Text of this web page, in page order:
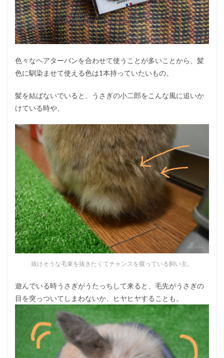
色々なヘアターバンを合わせて使うことが多いことから、髪
色に馴染ませて使える色は1本持っていたいもの。
髪を結ばないでいると、うさぎの小二郎をこんな風に追いか
けている時や、
抜けそうな毛束を抜きたくてチャンスを窺っている飼い主。
遊んでいる時うさぎがうたっちして来ると、毛先がうさぎの
目を突っついてしまわないか、ヒヤヒヤすることも。